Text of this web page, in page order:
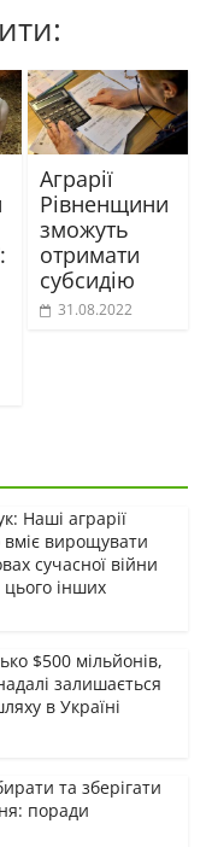
Аграрії
Рівненщини
зможуть
отримати
субсидію
31.08.2022
Наші аграрії
вміє вирощувати
сучасної війни
інших
$500 мільйонів,
залишається
в Україні
та зберігати
поради